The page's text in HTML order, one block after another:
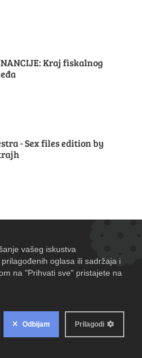
Kraj fiskalnog
- Sex files edition by
(3): Kako motociklist
slučajnosti